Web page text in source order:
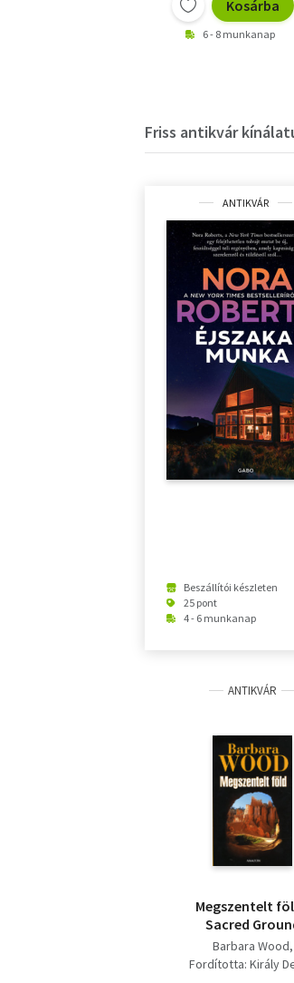
Kosárba
6 - 8 munkanap
Friss antikvár
ANTIKVÁR
Beszállítói készleten
25 pont
4 - 6 munkanap
ANTIKVÁR
Megszentelt
Sacred
Barbara Wood
Fordította: Király